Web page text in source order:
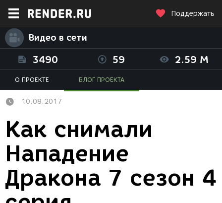
Поддержать
Видео в сети
3490 59 2.59 M
О ПРОЕКТЕ БЛОГ ПРОЕКТА
10.08.2017
Как снимали
Нападение
Дракона 7 сезон 4